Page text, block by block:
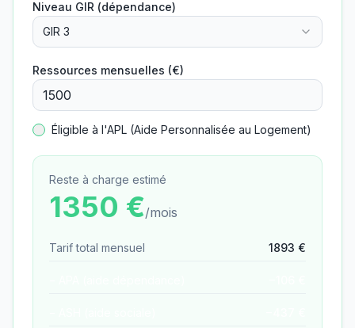
Niveau GIR (dépendance)
GIR 3
Ressources mensuelles (€)
Éligible à l'APL (Aide Personnalisée au Logement)
Reste à charge estimé
1350 €/mois
Tarif total mensuel 1893 €